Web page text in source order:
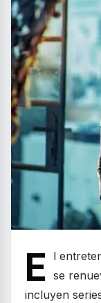
E
l
se
incluyen